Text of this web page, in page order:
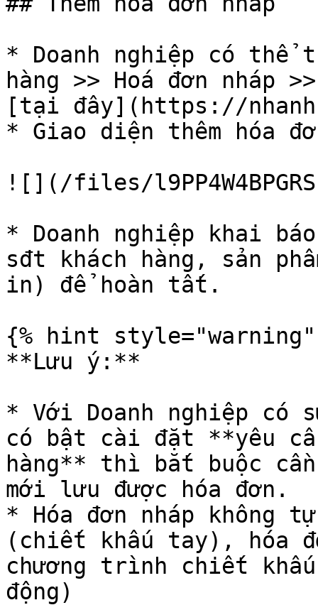
* Doanh nghiệp có thể
hàng >> Hoá đơn nháp
[tại đây](https://
* Giao diện thêm hóa
![](/files/
* Doanh nghiệp khai
sđt khách hàng, sản
in) để hoàn tất.
{% hint style="warning"
**Lưu ý:**
* Với Doanh nghiệp có
có bật cài đặt **yêu
hàng** thì bắt buộc
mới lưu được hóa đơn.
* Hóa đơn nháp không
(chiết khấu tay), hóa
chương trình chiết
động)